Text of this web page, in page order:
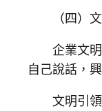
（四）
企業文
自己說話，
文明引